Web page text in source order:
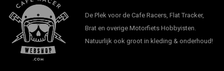
De Plek voor de Cafe Racers, Flat Tracker,
Brat en overige Motorfiets Hobbyisten.
Natuurlijk ook groot in kleding & onderhoud!